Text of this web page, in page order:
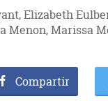
Elizabeth
Menon, Marissa
Compartir